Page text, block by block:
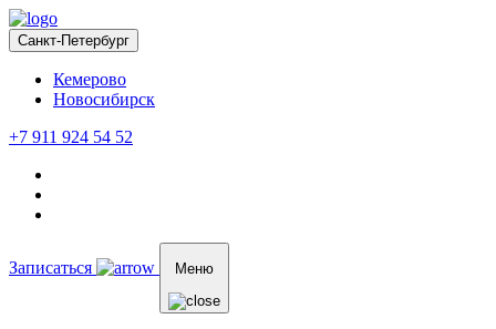
Санкт-Петербург
Кемерово
Новосибирск
+7 911 924 54 52
Записаться Меню